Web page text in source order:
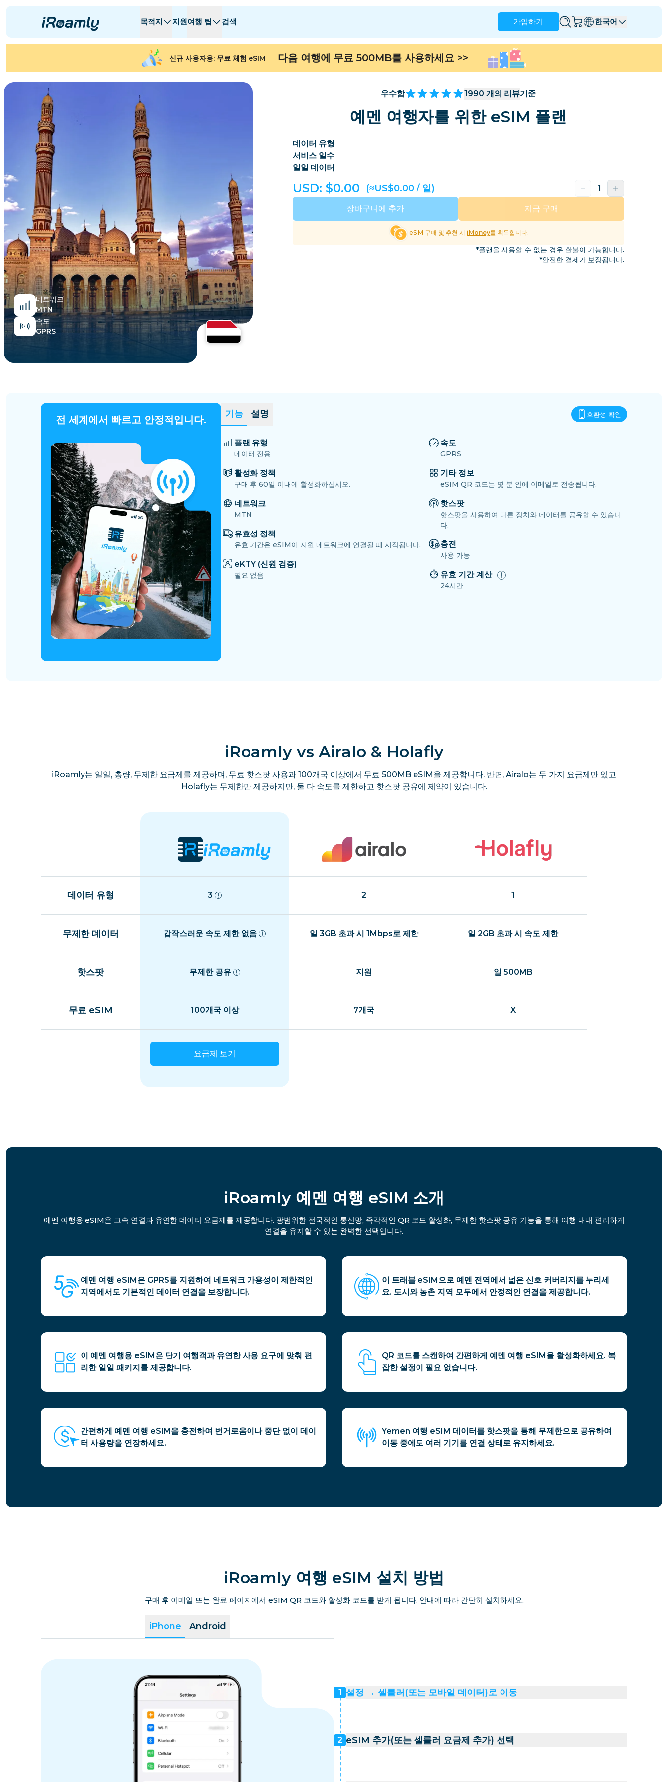
목적지 지원여행 팁 검색 가입하기 한국어
지역 eSIM
알제리 안도라 앵귈라
아르헨티나
보스니아 헤르체고비나 브라질
캄보디아
Republiek Congo 코스타리카 코트디부아르 키프로스
도미니카 도미니카 공화국
이집트 에스토니아
모든 목적지 탐색
중국
신규 사용자용: 무료 체험 eSIM 다음 여행에 무료 500MB를 사용하세요 >>
네트워크
MTN
속도
GPRS
우수함 1990 개의 리뷰기준
예멘 여행자를 위한 eSIM 플랜
데이터 유형
서비스 일수
일일 데이터
USD: $0.00 (≈US$0.00 / 일)
장바구니에 추가 지금 구매
eSIM 구매 및 추천 시 iMoney를 획득합니다.
*플랜을 사용할 수 없는 경우 환불이 가능합니다.
*안전한 결제가 보장됩니다.
전 세계에서 빠르고 안정적입니다. 기능 설명 호환성 확인
플랜 유형
데이터 전용
활성화 정책
구매 후 60일 이내에 활성화하십시오.
네트워크
MTN
유효성 정책
유효 기간은 eSIM이 지원 네트워크에 연결될 때 시작됩니다.
eKTY (신원 검증)
필요 없음
속도
GPRS
기타 정보
eSIM QR 코드는 몇 분 안에 이메일로 전송됩니다.
핫스팟
핫스팟을 사용하여 다른 장치와 데이터를 공유할 수 있습니
다.
충전
사용 가능
유효 기간 계산
24시간
iRoamly vs Airalo & Holafly
iRoamly는 일일, 총량, 무제한 요금제를 제공하며, 무료 핫스팟 사용과 100개국 이상에서 무료 500MB eSIM을 제공합니다. 반면, Airalo는 두 가지 요금제만 있고
Holafly는 무제한만 제공하지만, 둘 다 속도를 제한하고 핫스팟 공유에 제약이 있습니다.
데이터 유형 3 2 1
무제한 데이터 갑작스러운 속도 제한 없음 일 3GB 초과 시 1Mbps로 제한 일 2GB 초과 시 속도 제한
핫스팟 무제한 공유 지원 일 500MB
무료 eSIM 100개국 이상 7개국 X
요금제 보기
iRoamly 예멘 여행 eSIM 소개
예멘 여행용 eSIM은 고속 연결과 유연한 데이터 요금제를 제공합니다. 광범위한 전국적인 통신망, 즉각적인 QR 코드 활성화, 무제한 핫스팟 공유 기능을 통해 여행 내내 편리하게
연결을 유지할 수 있는 완벽한 선택입니다.
예멘 여행 eSIM은 GPRS를 지원하여 네트워크 가용성이 제한적인
지역에서도 기본적인 데이터 연결을 보장합니다.
이 트래블 eSIM으로 예멘 전역에서 넓은 신호 커버리지를 누리세
요. 도시와 농촌 지역 모두에서 안정적인 연결을 제공합니다.
이 예멘 여행용 eSIM은 단기 여행객과 유연한 사용 요구에 맞춰 편
리한 일일 패키지를 제공합니다.
QR 코드를 스캔하여 간편하게 예멘 여행 eSIM을 활성화하세요. 복
잡한 설정이 필요 없습니다.
간편하게 예멘 여행 eSIM을 충전하여 번거로움이나 중단 없이 데이
터 사용량을 연장하세요.
Yemen 여행 eSIM 데이터를 핫스팟을 통해 무제한으로 공유하여
이동 중에도 여러 기기를 연결 상태로 유지하세요.
iRoamly 여행 eSIM 설치 방법
구매 후 이메일 또는 완료 페이지에서 eSIM QR 코드와 활성화 코드를 받게 됩니다. 안내에 따라 간단히 설치하세요.
iPhone Android
1 설정 → 셀룰러(또는 모바일 데이터)로 이동
2 eSIM 추가(또는 셀룰러 요금제 추가) 선택